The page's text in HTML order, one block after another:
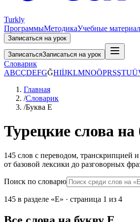
Turkly
ПрограммыМетодикаУчебные
Записаться на урок
ЗаписатьсяЗаписаться на урок
Словарик
ABCÇDEFGĞHIİJKLMNOÖPRSŞTUÜ
Главная
/Словарик
/Буква E
Турецкие слова на
145 слов с переводом,
от базовой лексики до разговорных
Поиск по словарю
145 в разделе «E» · страница 1 из 4